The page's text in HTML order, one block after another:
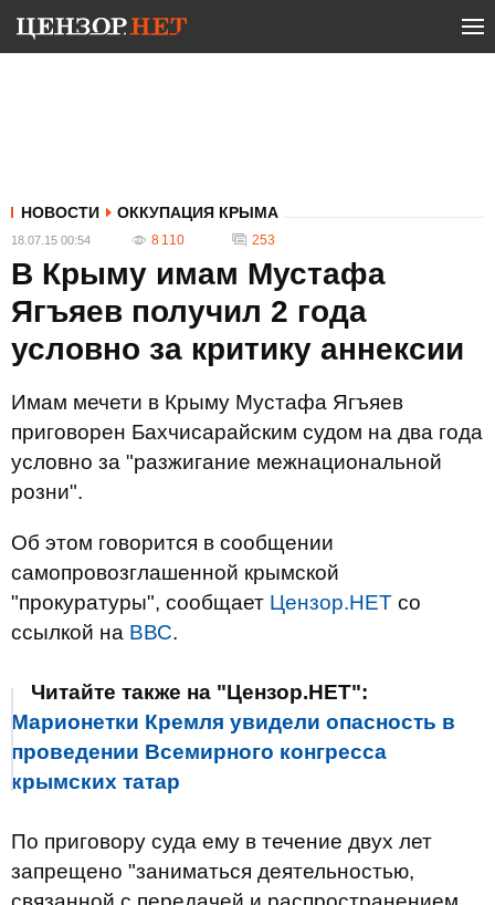
НОВОСТИ ОККУПАЦИЯ КРЫМА
18.07.15 00:54 8 110 253
В Крыму имам Мустафа
Ягъяев получил 2 года
условно за критику аннексии
Имам мечети в Крыму Мустафа Ягъяев
приговорен Бахчисарайским судом на два года
условно за "разжигание межнациональной
розни".
Об этом говорится в сообщении
самопровозглашенной крымской
"прокуратуры", сообщает Цензор.НЕТ со
ссылкой на ВВС.
Читайте также на "Цензор.НЕТ":
Марионетки Кремля увидели опасность в
проведении Всемирного конгресса
крымских татар
По приговору суда ему в течение двух лет
запрещено "заниматься деятельностью,